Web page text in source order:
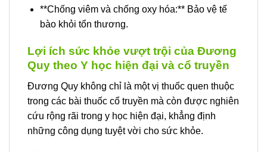
**Chống viêm và chống oxy hóa:** Bảo vệ tế
bào khỏi tổn thương.
Lợi ích sức khỏe vượt trội của Đương
Quy theo Y học hiện đại và cổ truyền
Đương Quy không chỉ là một vị thuốc quen thuộc
trong các bài thuốc cổ truyền mà còn được nghiên
cứu rộng rãi trong y học hiện đại, khẳng định
những công dụng tuyệt vời cho sức khỏe.